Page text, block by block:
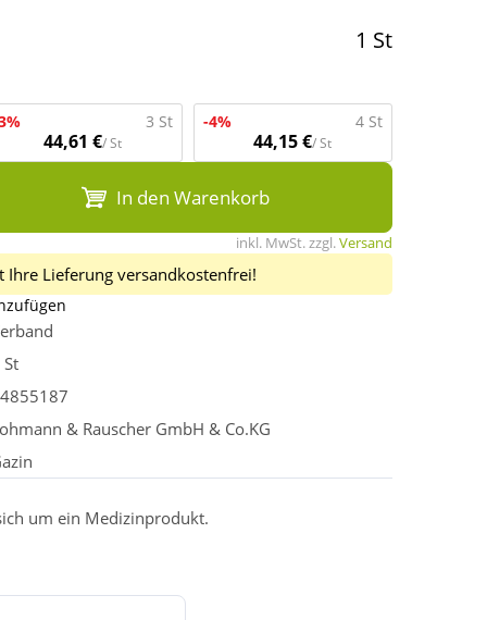
1 St
3 St
44,61 €/ St
-4% 4 St
44,15 €/ St
In den Warenkorb
inkl. MwSt. zzgl.Versand
Lieferung versandkostenfrei!
St
& Rauscher GmbH & Co.KG
um ein Medizinprodukt.